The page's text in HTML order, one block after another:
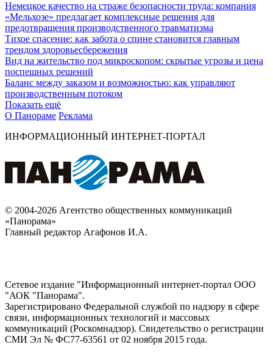
Немецкое качество на страже безопасности труда: компания
«Мельхозе» предлагает комплексные решения для
предотвращения производственного травматизма
Тихое спасение: как забота о спине становится главным
трендом здоровьесбережения
Вид на жительство под микроскопом: скрытые угрозы и цена
поспешных решений
Баланс между заказом и возможностью: как управляют
производственным потоком
Показать ещё
О Панораме Реклама
ИНФОРМАЦИОННЫЙ ИНТЕРНЕТ-ПОРТАЛ
© 2004-2026 Агентство общественных коммуникаций
«Панорама»
Главный редактор Агафонов И.А.
Сетевое издание "Информационный интернет-портал ООО
"АОК "Панорама".
Зарегистрировано Федеральной службой по надзору в сфере
связи, информационных технологий и массовых
коммуникаций (Роскомнадзор). Cвидетельство о регистрации
СМИ Эл № ФС77-63561 от 02 ноября 2015 года.